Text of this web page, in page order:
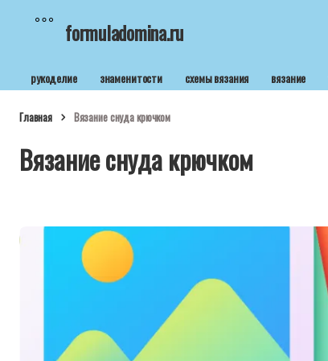
formuladomina.ru
рукоделие знаменитости схемы вязания вязание
Главная Вязание снуда крючком
Вязание снуда крючком